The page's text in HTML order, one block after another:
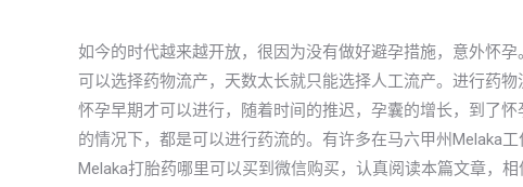
如今的时代越来越开放，很因为没有做好避孕措施，意外怀
可以选择药物流产，天数太长就只能选择人工流产。进行药
怀孕早期才可以进行，随着时间的推迟，孕囊的增长，到了
的情况下，都是可以进行药流的。有许多在马六甲州Melaka
Melaka打胎药哪里可以买到微信购买，认真阅读本篇文章，相